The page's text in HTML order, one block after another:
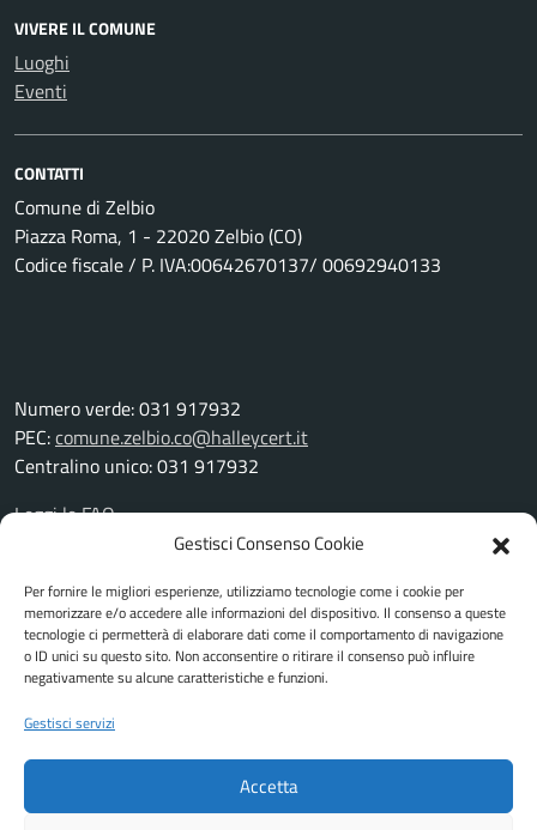
Gestisci Consenso Cookie
Per fornire le migliori esperienze, utilizziamo tecnologie come i cookie per
memorizzare e/o accedere alle informazioni del dispositivo. Il consenso a queste
tecnologie ci permetterà di elaborare dati come il comportamento di navigazione
o ID unici su questo sito. Non acconsentire o ritirare il consenso può influire
negativamente su alcune caratteristiche e funzioni.
Gestisci servizi
Accetta
VIVERE IL COMUNE
Luoghi
Eventi
CONTATTI
Comune di Zelbio
Piazza Roma, 1 - 22020 Zelbio (CO)
Codice fiscale / P. IVA:00642670137/ 00692940133
Numero verde: 031 917932
PEC:comune.zelbio.co@halleycert.it
Centralino unico: 031 917932
Leggi le FAQ
Prenotazione appuntamento
Richiesta assistenza
Amministrazione trasparente
Albo pretorio
Informativa privacy
Cookie Policy
Piano di miglioramento del sito
Feedback accessibilità